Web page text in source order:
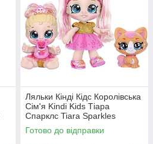
Ляльки Кінді Кідс Королівська
Сім'я Kindi Kids Тіара
Спарклс Tiara Sparkles
Pawsome Royal Family 50216
Оригінал MyDoll.com.ua
Готово до відправки